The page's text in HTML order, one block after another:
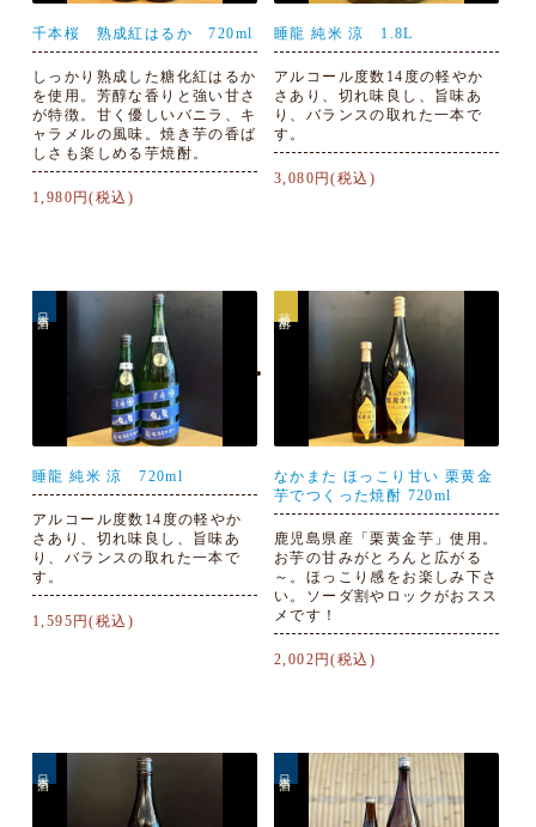
千本桜 熟成紅はるか 720ml
しっかり熟成した糖化紅はるか
を使用。芳醇な香りと強い甘さ
が特徴。甘く優しいバニラ、キ
ャラメルの風味。焼き芋の香ば
しさも楽しめる芋焼酎。
1,980円(税込)
睡龍 純米 涼 1.8L
アルコール度数14度の軽やか
さあり、切れ味良し、旨味あ
り、バランスの取れた一本で
す。
3,080円(税込)
睡龍 純米 涼 720ml
アルコール度数14度の軽やか
さあり、切れ味良し、旨味あ
り、バランスの取れた一本で
す。
1,595円(税込)
なかまた ほっこり甘い 栗黄金
芋でつくった焼酎 720ml
鹿児島県産「栗黄金芋」使用。
お芋の甘みがとろんと広がる
～。ほっこり感をお楽しみ下さ
い。ソーダ割やロックがおスス
メです！
2,002円(税込)